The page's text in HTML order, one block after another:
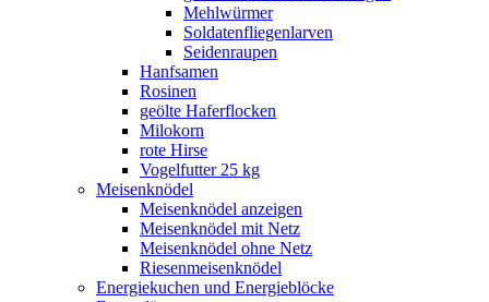
Mehlwürmer
Soldatenfliegenlarven
Seidenraupen
Hanfsamen
Rosinen
geölte Haferflocken
Milokorn
rote Hirse
Vogelfutter 25 kg
Meisenknödel
Meisenknödel anzeigen
Meisenknödel mit Netz
Meisenknödel ohne Netz
Riesenmeisenknödel
Energiekuchen und Energieblöcke